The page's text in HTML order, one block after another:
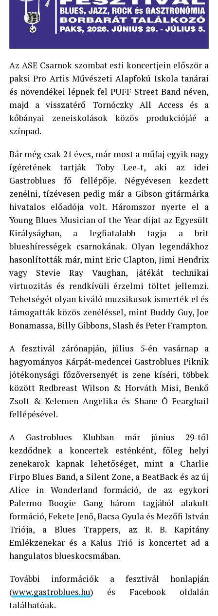
Az ASE Csarnok szombat esti koncertjein először a
paksi Pro Artis Művészeti Alapfokú Iskola tanárai
és növendékei lépnek fel PUFF Street Band néven,
majd a visszatérő Tornóczky All Access és a
kőbányai zeneiskolások közös produkciójáé a
színpad.
Bár még csak 21 éves, már most a műfaj egyik nagy
ígéretének tartják Toby Lee-t, aki az idei
Gastroblues fő fellépője. Négyévesen kezdett
zenélni, tízévesen pedig már a Gibson gitármárka
hivatalos előadója volt. Háromszor nyerte el a
Young Blues Musician of the Year díjat az Egyesült
Királyságban, a legfiatalabb tagja a brit
blueshírességek csarnokának. Olyan legendákhoz
hasonlították már, mint Eric Clapton, Jimi Hendrix
vagy Stevie Ray Vaughan, játékát technikai
virtuozitás és rendkívüli érzelmi töltet jellemzi.
Tehetségét olyan kiváló muzsikusok ismerték el és
támogatták közös zenéléssel, mint Buddy Guy, Joe
Bonamassa, Billy Gibbons, Slash és Peter Frampton.
A fesztivál zárónapján, július 5-én vasárnap a
hagyományos Kárpát-medencei Gastroblues Piknik
jótékonysági főzőversenyét is zene kíséri, többek
között Redbreast Wilson & Horváth Misi, Benkő
Zsolt & Kelemen Angelika és Shane Ó Fearghail
fellépésével.
A Gastroblues Klubban már június 29-től
kezdődnek a koncertek esténként, főleg helyi
zenekarok kapnak lehetőséget, mint a Charlie
Firpo Blues Band, a Silent Zone, a BeatBack és az új
Alice in Wonderland formáció, de az egykori
Palermo Boogie Gang három tagjából alakult
formáció, Fekete Jenő, Bacsa Gyula és Mezőfi István
Triója, a Blues Trappers, az R. B. Kapitány
Emlékzenekar és a Kalus Trió is koncertet ad a
hangulatos blueskocsmában.
További információk a fesztivál honlapján
(www.gastroblues.hu) és Facebook oldalán
találhatóak.